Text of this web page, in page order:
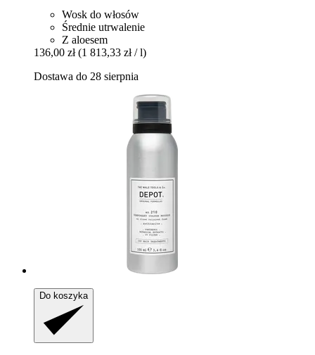
Wosk do włosów
Średnie utrwalenie
Z aloesem
136,00 zł (1 813,33 zł / l)
Dostawa do 28 sierpnia
Do koszyka